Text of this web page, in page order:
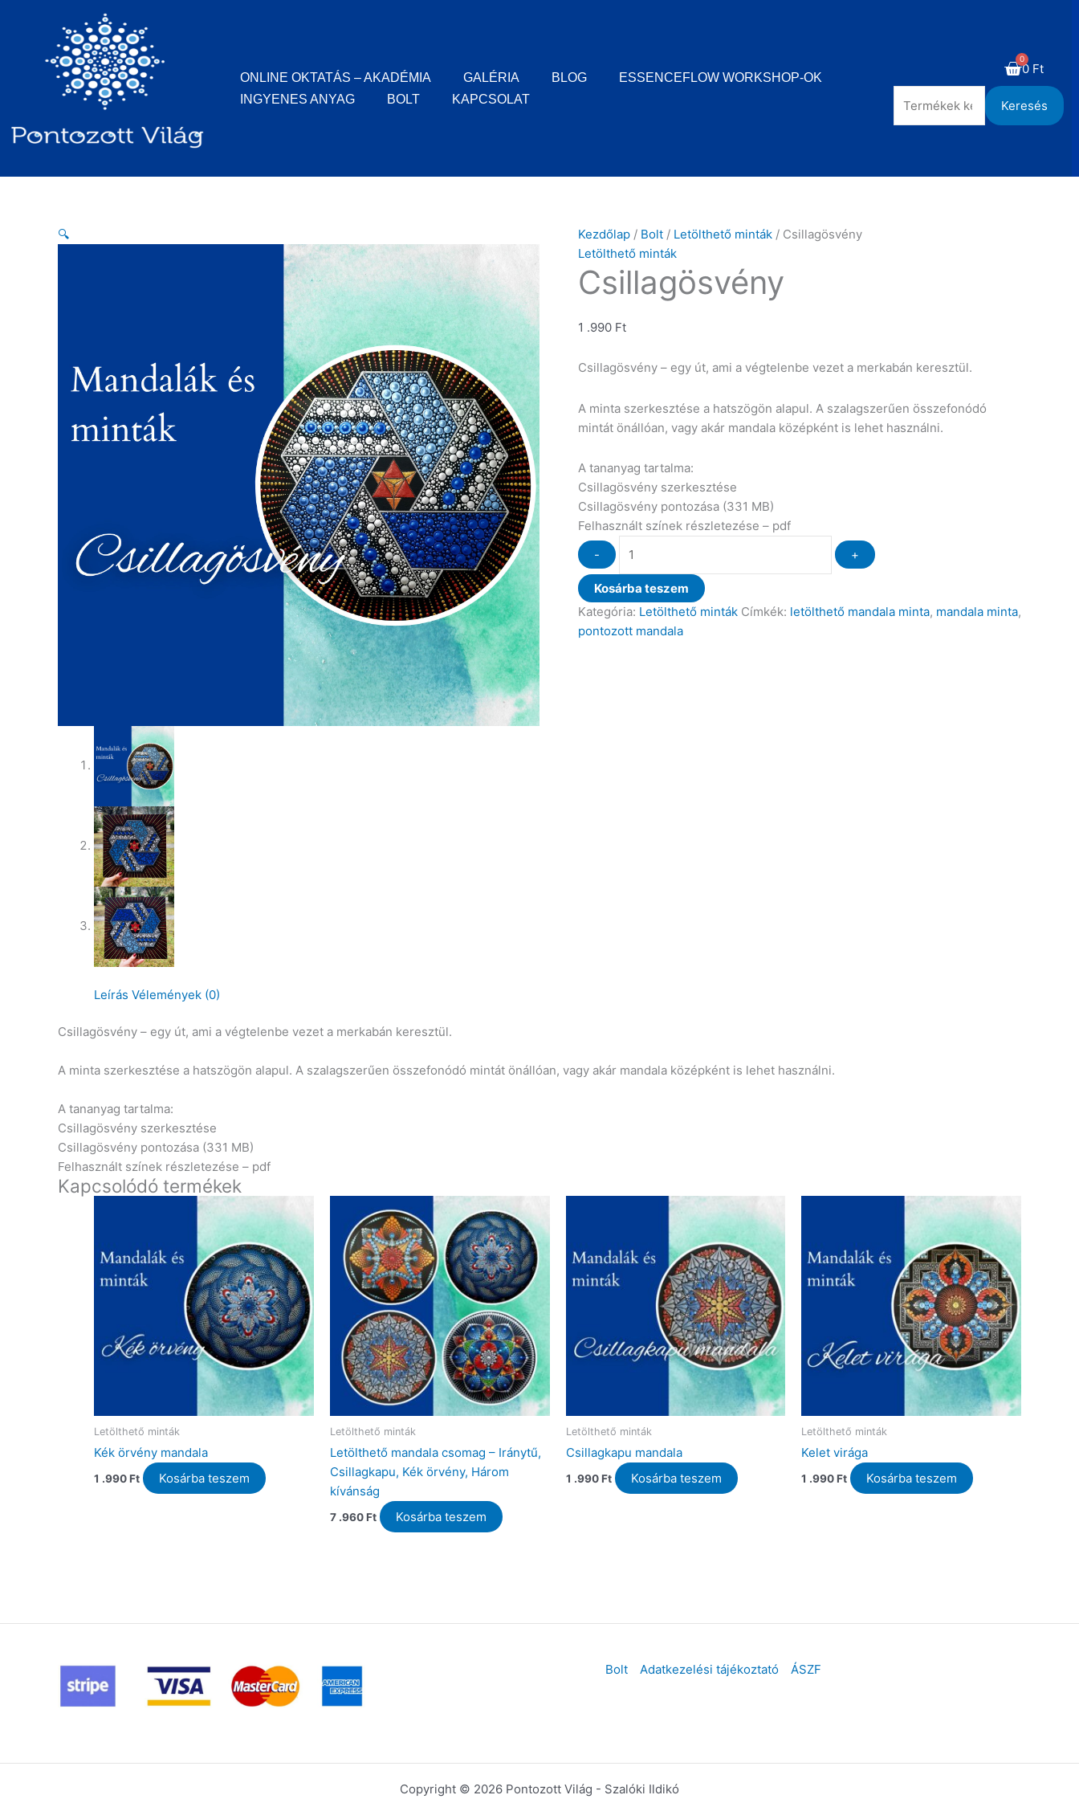
ONLINE OKTATÁS – AKADÉMIA GALÉRIA BLOG
ESSENCEFLOW WORKSHOP-OK
INGYENES ANYAG
BOLT KAPCSOLAT
0 Ft
Kosár
Keresés
🔍 Kezdőlap / Bolt / Letölthető minták / Csillagösvény
Letölthető minták
Csillagösvény
1 .990 Ft
Csillagösvény – egy út, ami a végtelenbe vezet a merkabán keresztül.
A minta szerkesztése a hatszögön alapul. A szalagszerűen összefonódó
mintát önállóan, vagy akár mandala középként is lehet használni.
A tananyag tartalma:
Csillagösvény szerkesztése
Csillagösvény pontozása (331 MB)
Felhasznált színek részletezése – pdf
-
+
Kosárba teszem
Kategória: Letölthető minták Címkék: letölthető mandala minta, mandala minta,
pontozott mandala
Leírás Vélemények (0)
Csillagösvény – egy út, ami a végtelenbe vezet a merkabán keresztül.
A minta szerkesztése a hatszögön alapul. A szalagszerűen összefonódó mintát önállóan, vagy akár mandala középként is lehet használni.
A tananyag tartalma:
Csillagösvény szerkesztése
Csillagösvény pontozása (331 MB)
Felhasznált színek részletezése – pdf
Kapcsolódó termékek
Letölthető minták
Kék örvény mandala
1 .990Ft Kosárba teszem
Letölthető minták
Letölthető mandala csomag – Iránytű,
Csillagkapu, Kék örvény, Három
kívánság
7 .960Ft Kosárba teszem
Letölthető minták
Csillagkapu mandala
1 .990Ft Kosárba teszem
Letölthető minták
Kelet virága
1 .990Ft Kosárba teszem
Bolt Adatkezelési tájékoztató ÁSZF
Copyright © 2026 Pontozott Világ - Szalóki Ildikó